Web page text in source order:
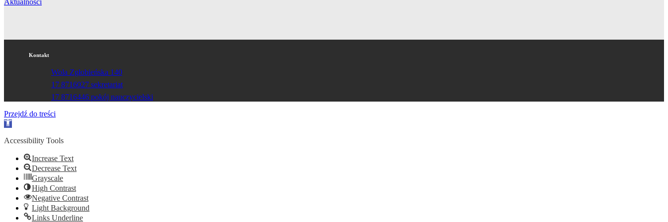
Aktualności
Kontakt
Wola Zgłobieńska 140
17 8716027 sekretariat
17 8716446 pokój nauczycielski
Przejdź do treści
Otwórz
narzędzi
Accessibility Tools
Increase Text
Decrease Text
Grayscale
High Contrast
Negative Contrast
Light Background
Links Underline